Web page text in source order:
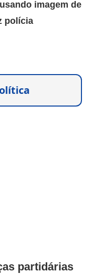
imagem de
polícia
partidárias